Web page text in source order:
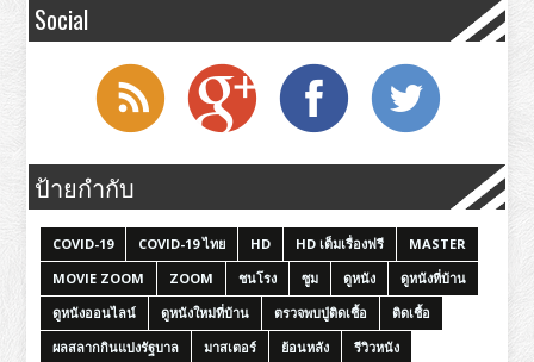
Social
ป้ายกำกับ
COVID-19 COVID-19 ไทย HD HD เต็มเรื่องฟรี
MASTER
MOVIE ZOOM
ZOOM ชนโรง ซูม ดูหนัง
ดูหนังที่บ้าน
ดูหนังออนไลน์
ดูหนังใหม่ที่บ้าน ตรวจพบปู่ติดเชื้อ
ติดเชื้อ
ผลสลากกินแบ่งรัฐบาล
มาสเตอร์ ย้อนหลัง
รีวิวหนัง